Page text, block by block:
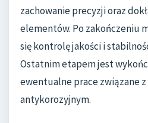
zachowanie precyzji oraz
elementów. Po zakończeniu
się kontrolę jakości i
Ostatnim etapem jest
ewentualne prace związane
antykorozyjnym.